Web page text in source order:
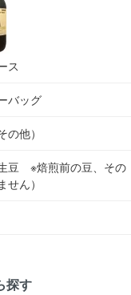
ス
バッグ
の他）
豆 ※焙煎前の豆、その
せん）
探す